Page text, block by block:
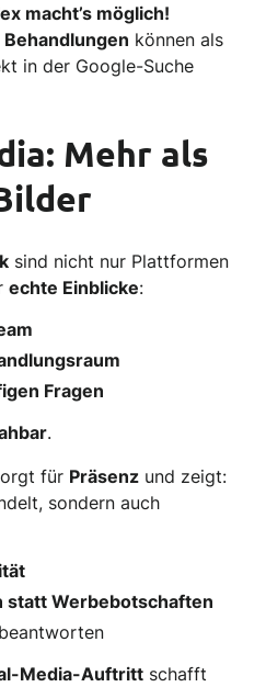
macht’s möglich!
Behandlungen können als
in der Google-Suche
Mehr als
sind nicht nur Plattformen
echte Einblicke:
Fragen
.
für Präsenz und zeigt:
sondern auch
statt Werbebotschaften
beantworten
Media-Auftritt schafft